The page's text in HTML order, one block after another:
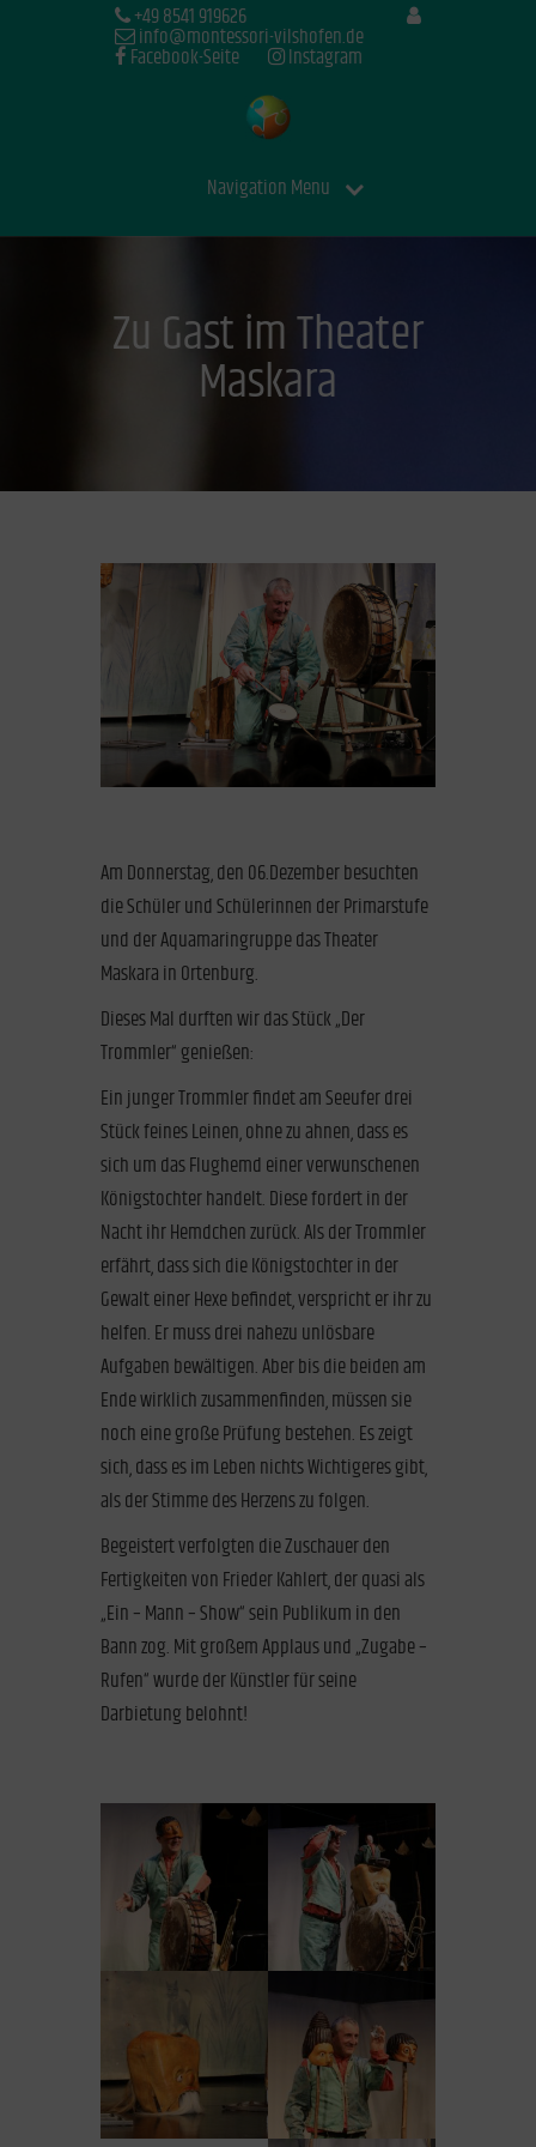
+49 8541 919626
info@montessori-vilshofen.de
Facebook-Seite Instagram
Navigation Menu
Zu Gast im Theater
Maskara
Am Donnerstag, den 06.Dezember besuchten
die Schüler und Schülerinnen der Primarstufe
und der Aquamaringruppe das Theater
Maskara in Ortenburg.
Dieses Mal durften wir das Stück „Der
Trommler“ genießen:
Ein junger Trommler findet am Seeufer drei
Stück feines Leinen, ohne zu ahnen, dass es
sich um das Flughemd einer verwunschenen
Königstochter handelt. Diese fordert in der
Nacht ihr Hemdchen zurück. Als der Trommler
erfährt, dass sich die Königstochter in der
Gewalt einer Hexe befindet, verspricht er ihr zu
helfen. Er muss drei nahezu unlösbare
Aufgaben bewältigen. Aber bis die beiden am
Ende wirklich zusammenfinden, müssen sie
noch eine große Prüfung bestehen. Es zeigt
sich, dass es im Leben nichts Wichtigeres gibt,
als der Stimme des Herzens zu folgen.
Begeistert verfolgten die Zuschauer den
Fertigkeiten von Frieder Kahlert, der quasi als
„Ein – Mann – Show“ sein Publikum in den
Bann zog. Mit großem Applaus und „Zugabe –
Rufen“ wurde der Künstler für seine
Darbietung belohnt!